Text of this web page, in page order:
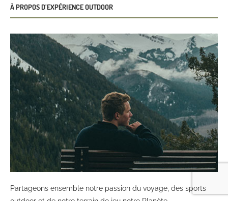
À PROPOS D’EXPÉRIENCE OUTDOOR
Partageons ensemble notre passion du voyage, des sports